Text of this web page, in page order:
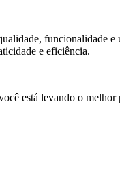
funcionalidade
e eficiência.
está levando o melhor